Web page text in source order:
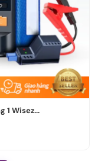
1 Wisez...